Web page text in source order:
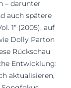
– darunter
auch spätere
1“ (2005), auf
Dolly Parton
Rückschau
Entwicklung:
aktualisieren,